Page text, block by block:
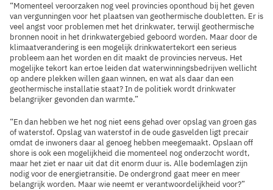
“Momenteel veroorzaken nog veel provincies oponthoud bij het geven
van vergunningen voor het plaatsen van geothermische doubletten. Er is
veel angst voor problemen met het drinkwater, terwijl geothermische
bronnen nooit in het drinkwatergebied geboord worden. Maar door de
klimaatverandering is een mogelijk drinkwatertekort een serieus
probleem aan het worden en dit maakt de provincies nerveus. Het
mogelijke tekort kan ertoe leiden dat waterwinningsbedrijven wellicht
op andere plekken willen gaan winnen, en wat als daar dan een
geothermische installatie staat? In de politiek wordt drinkwater
belangrijker gevonden dan warmte.”
“En dan hebben we het nog niet eens gehad over opslag van groen gas
of waterstof. Opslag van waterstof in de oude gasvelden ligt precair
omdat de inwoners daar al genoeg hebben meegemaakt. Opslaan off
shore is ook een mogelijkheid die momenteel nog onderzocht wordt,
maar het ziet er naar uit dat dit enorm duur is. Alle bodemlagen zijn
nodig voor de energietransitie. De ondergrond gaat meer en meer
belangrijk worden. Maar wie neemt er verantwoordelijkheid voor?”